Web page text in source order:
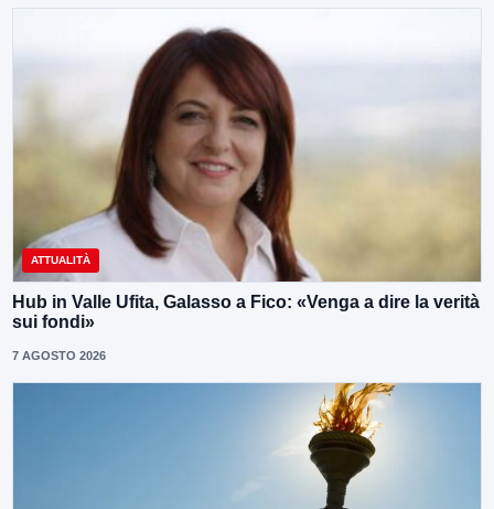
ATTUALITÀ
Hub in Valle Ufita, Galasso a Fico: «Venga a dire la verità
sui fondi»
7 AGOSTO 2026